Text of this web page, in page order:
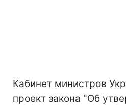
Кабинет министров
проект закона "Об